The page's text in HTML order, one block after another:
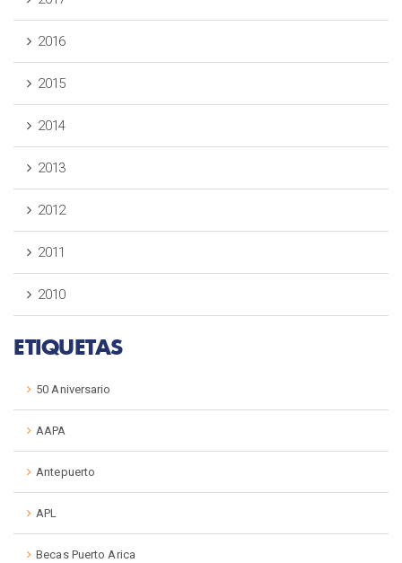
2016
2015
2014
2013
2012
2011
2010
ETIQUETAS
50 Aniversario
AAPA
Antepuerto
APL
Becas Puerto Arica